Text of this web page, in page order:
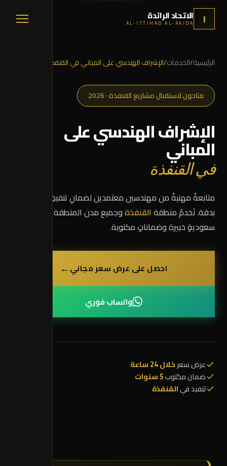
ا الاتحاد الرائدة
AL-ITTIHAD AL-RAIDA
الرئيسية/الخدمات/الإشراف الهندسي على المباني في القنفذة
متاحون لاستقبال مشاريع القنفذة · 2026
الإشراف الهندسي على
المباني
في القنفذة
متابعةٌ مهنيةٌ من مهندسين معتمدين لضمانِ تنفيذِ مشروعك
بدقة. نَخدمُ منطقةالقنفذةوجميع مدن المنطقة الغربية بأيدٍ
سعوديةٍ خبيرة وضماناتٍ مكتوبة.
احصل على عرض سعر مجاني←
واتساب فوري
عرض سعرخلال 24 ساعة
ضمان مكتوب5 سنوات
تنفيذ فيالقنفذة